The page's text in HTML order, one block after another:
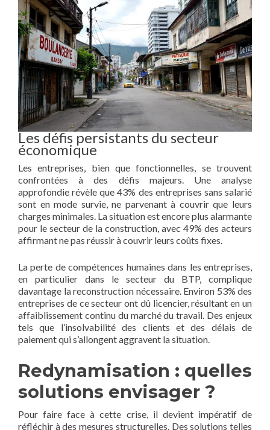
Les défis persistants du secteur
économique
Les entreprises, bien que fonctionnelles, se trouvent
confrontées à des défis majeurs. Une analyse
approfondie révèle que 43% des entreprises sans salarié
sont en mode survie, ne parvenant à couvrir que leurs
charges minimales. La situation est encore plus alarmante
pour le secteur de la construction, avec 49% des acteurs
affirmant ne pas réussir à couvrir leurs coûts fixes.
La perte de compétences humaines dans les entreprises,
en particulier dans le secteur du BTP, complique
davantage la reconstruction nécessaire. Environ 53% des
entreprises de ce secteur ont dû licencier, résultant en un
affaiblissement continu du marché du travail. Des enjeux
tels que l’insolvabilité des clients et des délais de
paiement qui s’allongent aggravent la situation.
Redynamisation : quelles
solutions envisager ?
Pour faire face à cette crise, il devient impératif de
réfléchir à des mesures structurelles. Des solutions telles